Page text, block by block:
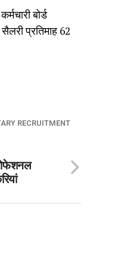
बोर्ड
प्रतिमाह 62
RECRUITMENT